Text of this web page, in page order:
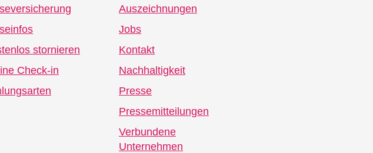
stornieren
Check-in
Auszeichnungen
Jobs
Kontakt
Nachhaltigkeit
Presse
Pressemitteilungen
Verbundene
Unternehmen